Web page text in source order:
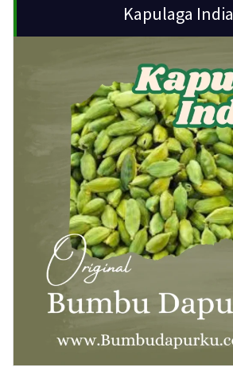
Kapulaga India